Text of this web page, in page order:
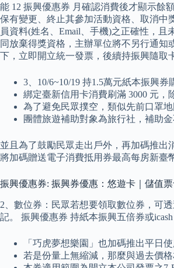
能 12 振興優惠券 月確認消費後才顯示餘
保有變更、終止其參加活動資格、取消中
員資料(姓名、Email、手機)之正確性，
同放棄得獎資格，主辦單位將不另行通
下，立即開立統一發票，後續持振興隨取
3、10/6~10/19 持1.5萬元紙本振興
綁定臺新信用卡消費刷滿 3000 元，
為了避免民眾撲空，類似先前口罩
團體旅遊補助對象為旅行社，補助
並且為了鼓勵民眾走出戶外，再加碼推出
將加碼贈送電子消費抵用券最高每房新臺
振興優惠券: 振興券優惠：悠遊卡｜儲值
2、數位券：民眾若想要領取數位券，可
記。 振興優惠券 持紙本振興五倍券或
「巧虎夢想樂園」也加碼推出平日
若是份量上無縮減，那麼與過去價